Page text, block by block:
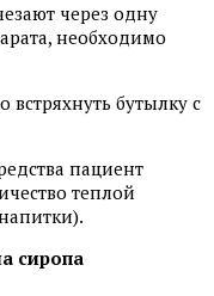
через одну
необходимо
бутылку с
пациент
теплой
сиропа